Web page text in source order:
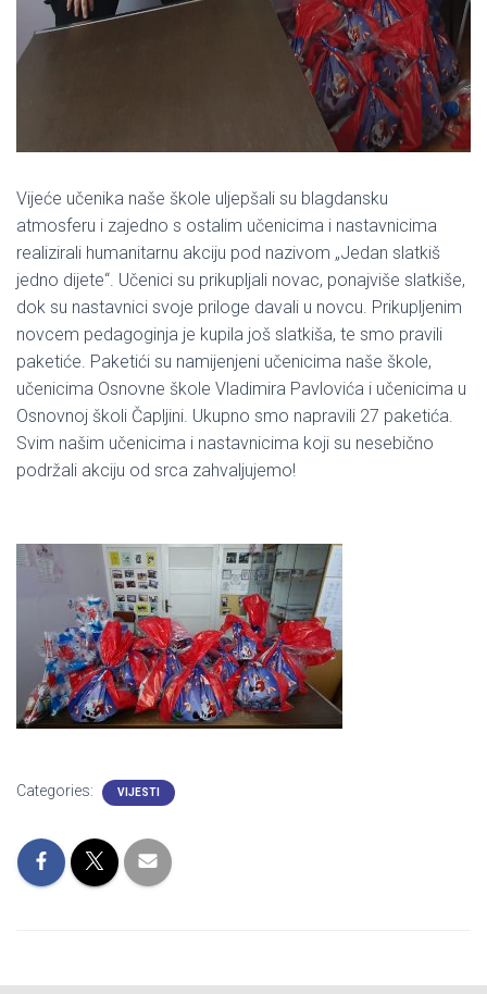
Vijeće učenika naše škole uljepšali su blagdansku
atmosferu i zajedno s ostalim učenicima i nastavnicima
realizirali humanitarnu akciju pod nazivom „Jedan slatkiš
jedno dijete“. Učenici su prikupljali novac, ponajviše slatkiše,
dok su nastavnici svoje priloge davali u novcu. Prikupljenim
novcem pedagoginja je kupila još slatkiša, te smo pravili
paketiće. Paketići su namijenjeni učenicima naše škole,
učenicima Osnovne škole Vladimira Pavlovića i učenicima u
Osnovnoj školi Čapljini. Ukupno smo napravili 27 paketića.
Svim našim učenicima i nastavnicima koji su nesebično
podržali akciju od srca zahvaljujemo!
Categories: VIJESTI